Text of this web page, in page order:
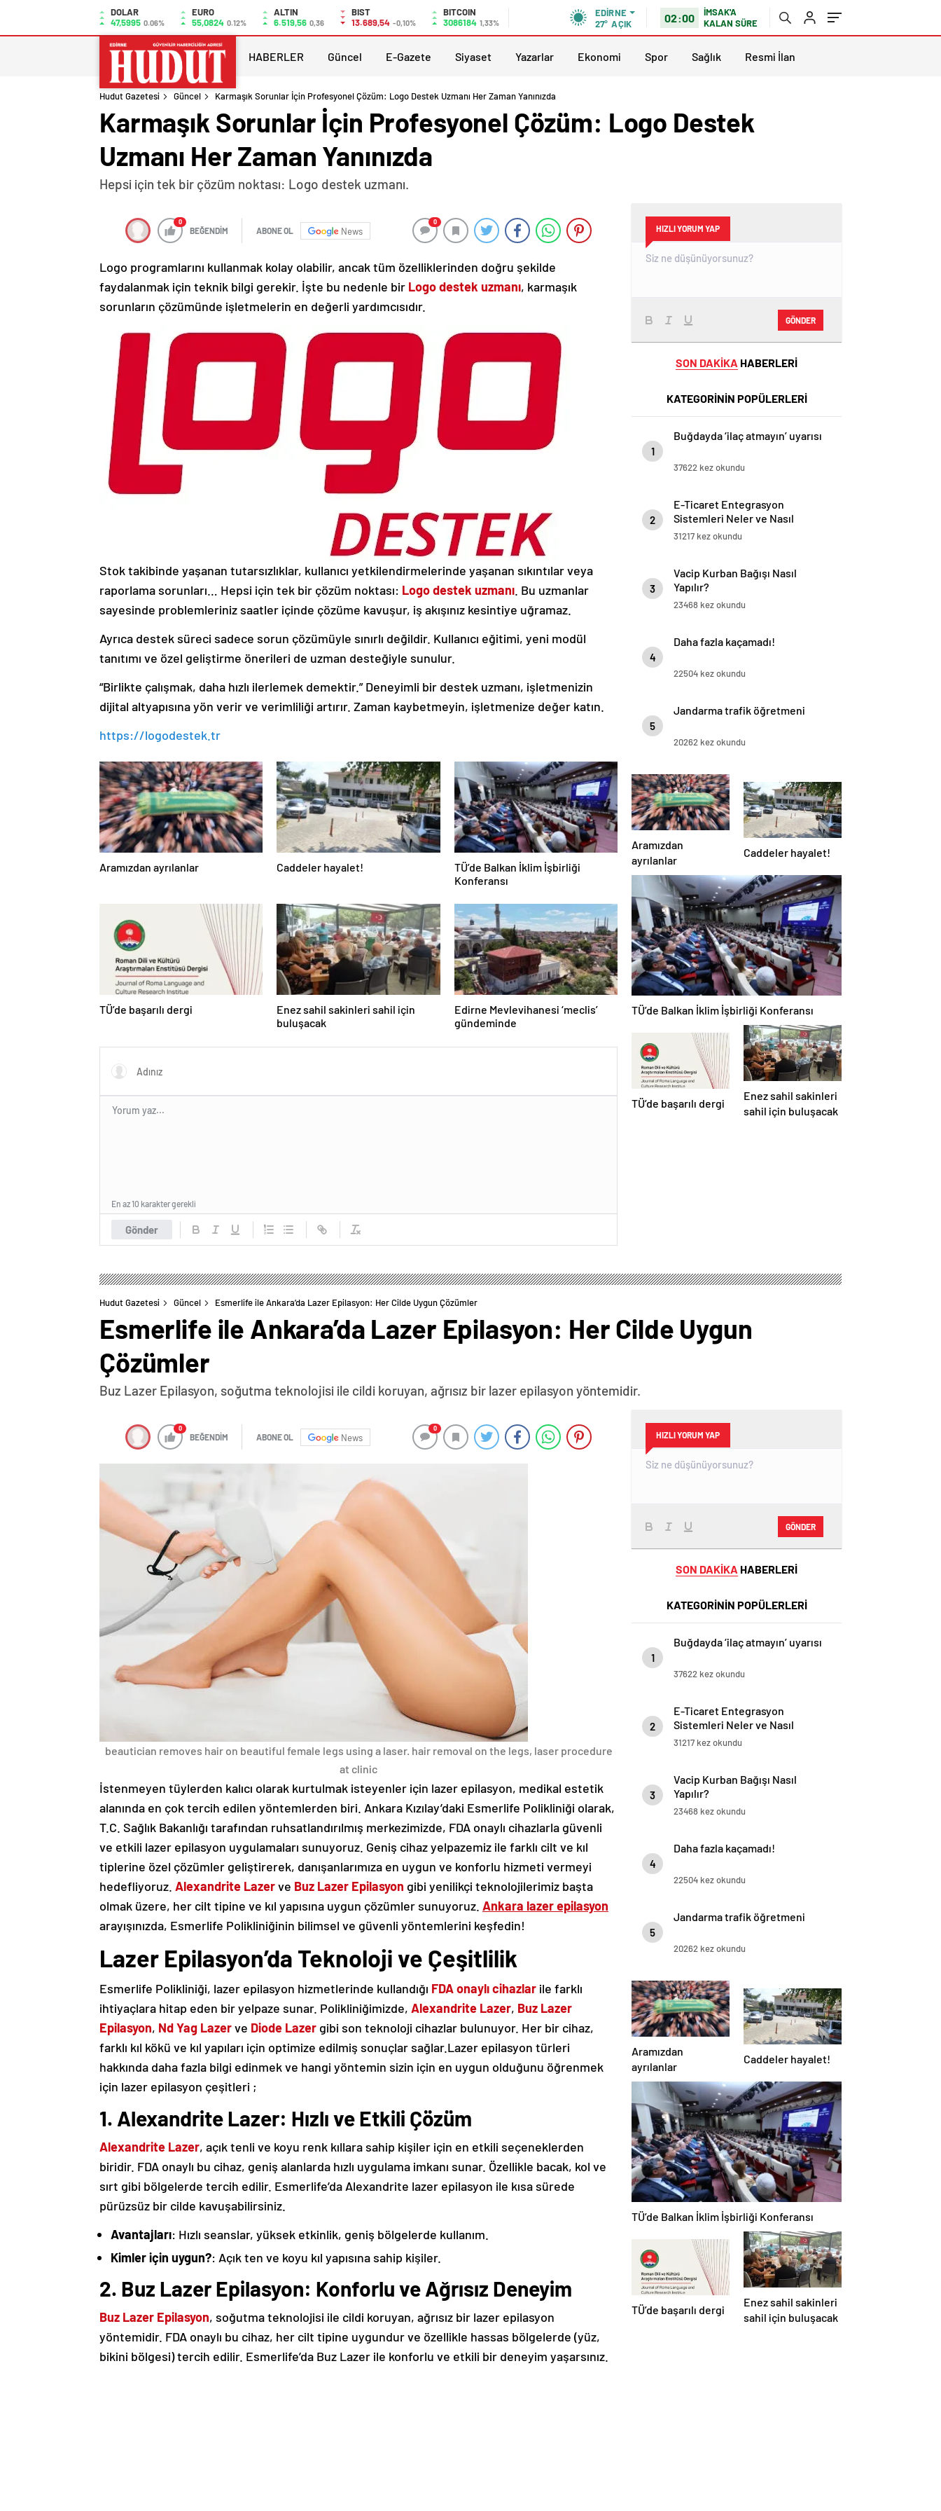
DOLAR
47,5995 0.06%
EURO
55,0824 0.12%
ALTIN
6.519,56 0,36
BIST
13.689,54 -0,10%
BITCOIN
3086184 1,33%
EDIRNE
27° AÇIK 02:00
İMSAK'A
KALAN SÜRE
HABERLER Güncel E-Gazete Siyaset Yazarlar Ekonomi Spor Sağlık Resmi İlan
Hudut Gazetesi Güncel Karmaşık Sorunlar İçin Profesyonel Çözüm: Logo Destek Uzmanı Her Zaman Yanınızda
Karmaşık Sorunlar İçin Profesyonel Çözüm: Logo Destek
Uzmanı Her Zaman Yanınızda
Hepsi için tek bir çözüm noktası: Logo destek uzmanı.
0
BEĞENDİM ABONE OL News
0
Logo programlarını kullanmak kolay olabilir, ancak tüm özelliklerinden doğru şekilde
faydalanmak için teknik bilgi gerekir. İşte bu nedenle bir Logo destek uzmanı, karmaşık
sorunların çözümünde işletmelerin en değerli yardımcısıdır.
Stok takibinde yaşanan tutarsızlıklar, kullanıcı yetkilendirmelerinde yaşanan sıkıntılar veya
raporlama sorunları… Hepsi için tek bir çözüm noktası: Logo destek uzmanı. Bu uzmanlar
sayesinde problemleriniz saatler içinde çözüme kavuşur, iş akışınız kesintiye uğramaz.
Ayrıca destek süreci sadece sorun çözümüyle sınırlı değildir. Kullanıcı eğitimi, yeni modül
tanıtımı ve özel geliştirme önerileri de uzman desteğiyle sunulur.
“Birlikte çalışmak, daha hızlı ilerlemek demektir.” Deneyimli bir destek uzmanı, işletmenizin
dijital altyapısına yön verir ve verimliliği artırır. Zaman kaybetmeyin, işletmenize değer katın.
https://logodestek.tr
Aramızdan ayrılanlar Caddeler hayalet!
TÜ’de Balkan İklim İşbirliği
Konferansı
TÜ’de başarılı dergi
Enez sahil sakinleri sahil için
buluşacak
Edirne Mevlevihanesi ‘meclis’
gündeminde
Gönder
En az 10 karakter gerekli
HIZLI YORUM YAP
GÖNDER
SON DAKİKA HABERLERİ
KATEGORİNİN POPÜLERLERİ
1
Buğdayda ‘ilaç atmayın’ uyarısı
37622 kez okundu
2
E-Ticaret Entegrasyon
Sistemleri Neler ve Nasıl
Yapılır?
31217 kez okundu
3
Vacip Kurban Bağışı Nasıl
Yapılır?
23468 kez okundu
4
Daha fazla kaçamadı!
22504 kez okundu
5
Jandarma trafik öğretmeni
20262 kez okundu
Aramızdan
ayrılanlar
Caddeler hayalet!
TÜ’de Balkan İklim İşbirliği Konferansı
TÜ’de başarılı dergi
Enez sahil sakinleri
sahil için buluşacak
Hudut Gazetesi Güncel Esmerlife ile Ankara’da Lazer Epilasyon: Her Cilde Uygun Çözümler
Esmerlife ile Ankara’da Lazer Epilasyon: Her Cilde Uygun
Çözümler
Buz Lazer Epilasyon, soğutma teknolojisi ile cildi koruyan, ağrısız bir lazer epilasyon yöntemidir.
0
BEĞENDİM ABONE OL News
0
beautician removes hair on beautiful female legs using a laser. hair removal on the legs, laser procedure
at clinic
İstenmeyen tüylerden kalıcı olarak kurtulmak isteyenler için lazer epilasyon, medikal estetik
alanında en çok tercih edilen yöntemlerden biri. Ankara Kızılay’daki Esmerlife Polikliniği olarak,
T.C. Sağlık Bakanlığı tarafından ruhsatlandırılmış merkezimizde, FDA onaylı cihazlarla güvenli
ve etkili lazer epilasyon uygulamaları sunuyoruz. Geniş cihaz yelpazemiz ile farklı cilt ve kıl
tiplerine özel çözümler geliştirerek, danışanlarımıza en uygun ve konforlu hizmeti vermeyi
hedefliyoruz. Alexandrite Lazerve Buz Lazer Epilasyon gibi yenilikçi teknolojilerimiz başta
olmak üzere, her cilt tipine ve kıl yapısına uygun çözümler sunuyoruz. Ankara lazer epilasyon
arayışınızda, Esmerlife Polikliniğinin bilimsel ve güvenli yöntemlerini keşfedin!
Lazer Epilasyon’da Teknoloji ve Çeşitlilik
Esmerlife Polikliniği, lazer epilasyon hizmetlerinde kullandığı FDA onaylı cihazlar ile farklı
ihtiyaçlara hitap eden bir yelpaze sunar. Polikliniğimizde, Alexandrite Lazer, Buz Lazer
Epilasyon, Nd Yag Lazerve Diode Lazer gibi son teknoloji cihazlar bulunuyor. Her bir cihaz,
farklı kıl kökü ve kıl yapıları için optimize edilmiş sonuçlar sağlar.Lazer epilasyon türleri
hakkında daha fazla bilgi edinmek ve hangi yöntemin sizin için en uygun olduğunu öğrenmek
için lazer epilasyon çeşitleri ;
1. Alexandrite Lazer: Hızlı ve Etkili Çözüm
Alexandrite Lazer, açık tenli ve koyu renk kıllara sahip kişiler için en etkili seçeneklerden
biridir. FDA onaylı bu cihaz, geniş alanlarda hızlı uygulama imkanı sunar. Özellikle bacak, kol ve
sırt gibi bölgelerde tercih edilir. Esmerlife’da Alexandrite lazer epilasyon ile kısa sürede
pürüzsüz bir cilde kavuşabilirsiniz.
Avantajları: Hızlı seanslar, yüksek etkinlik, geniş bölgelerde kullanım.
Kimler için uygun?: Açık ten ve koyu kıl yapısına sahip kişiler.
2. Buz Lazer Epilasyon: Konforlu ve Ağrısız Deneyim
Buz Lazer Epilasyon, soğutma teknolojisi ile cildi koruyan, ağrısız bir lazer epilasyon
yöntemidir. FDA onaylı bu cihaz, her cilt tipine uygundur ve özellikle hassas bölgelerde (yüz,
bikini bölgesi) tercih edilir. Esmerlife’da Buz Lazer ile konforlu ve etkili bir deneyim yaşarsınız.
HIZLI YORUM YAP
GÖNDER
SON DAKİKA HABERLERİ
KATEGORİNİN POPÜLERLERİ
1
Buğdayda ‘ilaç atmayın’ uyarısı
37622 kez okundu
2
E-Ticaret Entegrasyon
Sistemleri Neler ve Nasıl
Yapılır?
31217 kez okundu
3
Vacip Kurban Bağışı Nasıl
Yapılır?
23468 kez okundu
4
Daha fazla kaçamadı!
22504 kez okundu
5
Jandarma trafik öğretmeni
20262 kez okundu
Aramızdan
ayrılanlar
Caddeler hayalet!
TÜ’de Balkan İklim İşbirliği Konferansı
TÜ’de başarılı dergi
Enez sahil sakinleri
sahil için buluşacak